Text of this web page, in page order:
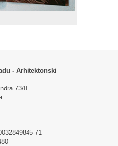
- Arhitektonski
73/II
71